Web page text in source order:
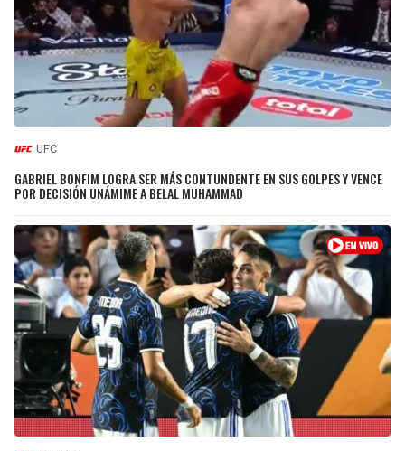
UFC
GABRIEL BONFIM LOGRA SER MÁS CONTUNDENTE EN SUS GOLPES Y VENCE
POR DECISIÓN UNÁMIME A BELAL MUHAMMAD